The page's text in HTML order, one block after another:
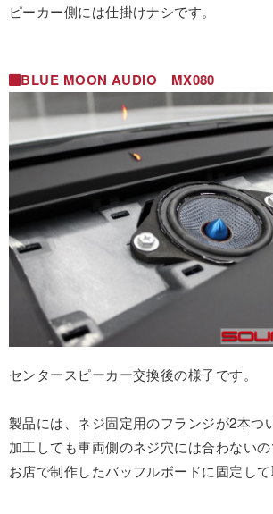
ピーカー側には仕掛けナシです。
BLUE MOON AUDIO MX080
センタースピーカー交換後の様子です。
製品には、ネジ固定用のフランジが2本つ
加工しても車両側のネジ穴には合わないの
お店で制作したバッフルボードに固定して